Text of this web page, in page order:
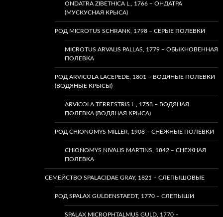
ONDATRA ZIBETHICA L., 1766 – ОНДАТРА
(МУСКУСНАЯ КРЫСА)
РОД MICROTUS SCHRANK, 1798 – СЕРЫЕ ПОЛЕВКИ
MICROTUS ARVALIS PALLAS, 1779 – ОБЫКНОВЕННАЯ
ПОЛЕВКА
РОД ARVICOLA LACEPEDE, 1801 – ВОДЯНЫЕ ПОЛЕВКИ
(ВОДЯНЫЕ КРЫСЫ)
ARVICOLA TERRESTRIS L., 1758 – ВОДЯНАЯ
ПОЛЕВКА (ВОДЯНАЯ КРЫСА)
РОД CHIONOMYS MILLER, 1908 – СНЕЖНЫЕ ПОЛЕВКИ
CHIONOMYS NIVALIS MARTINS, 1842 – СНЕЖНАЯ
ПОЛЕВКА
СЕМЕЙСТВО SPALACIDAE GRAY, 1821 – СЛЕПЫШОВЫЕ
РОД SPALAX GULDENSTAEDT, 1770 – СЛЕПЫШИ
SPALAX MICROPHTALMUS GULD, 1770 –